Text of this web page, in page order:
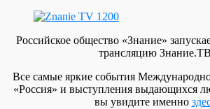
Российское общество «Знание»
трансляцию
Все самые яркие события
«Россия» и выступления выдающихся
вы увидите именно